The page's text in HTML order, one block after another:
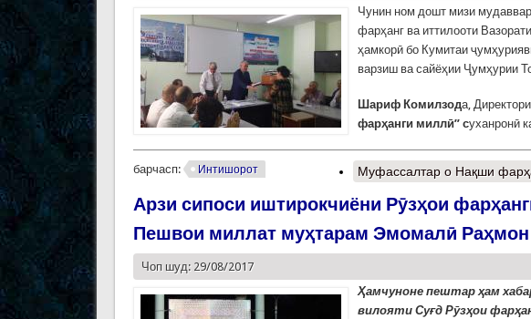
Чунин ном дошт мизи
фарҳанг ва иттилооти
ҳамкорӣ бо Кумитаи
варзиш ва сайёҳии Ҷумҳурии
Шариф Комилзода,
фарҳанги миллӣ” суханронӣ
барчасп: Интишорот Муфассалтар о Нақши
Арзи сипоси иштирокчиёни Рӯзҳои
Пешвои миллат муҳтарам Эмомалӣ Раҳмон
Чоп шуд: 29/08/2017
Ҳамчуноне пештар ҳам
вилояти Суғд Рӯзҳои